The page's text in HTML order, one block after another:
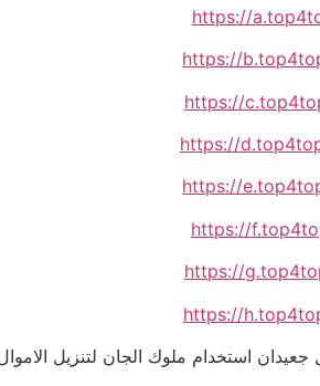
https://
https://
https://
https://
https://
https://
https://
https://
استخدام ملوك الجان لتنزيل الاموال لمن